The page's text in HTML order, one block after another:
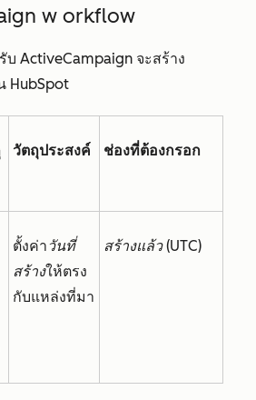
w orkflow
ActiveCampaign จะสร้าง
HubSpot
วัตถุประสงค์ ช่องที่ต้องกรอก
ตั้งค่าวันที่
สร้างให้ตรง
กับแหล่งที่มา
สร้างแล้ว (UTC)